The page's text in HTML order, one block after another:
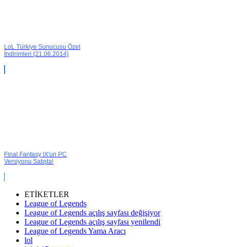
LoL Türkiye Sunucusu Özel
İndirimleri (21.06.2014)
Final Fantasy IX'un PC
Versiyonu Satışta!
ETİKETLER
League of Legends
League of Legends açılış sayfası değişiyor
League of Legends açılış sayfası yenilendi
League of Legends Yama Aracı
lol